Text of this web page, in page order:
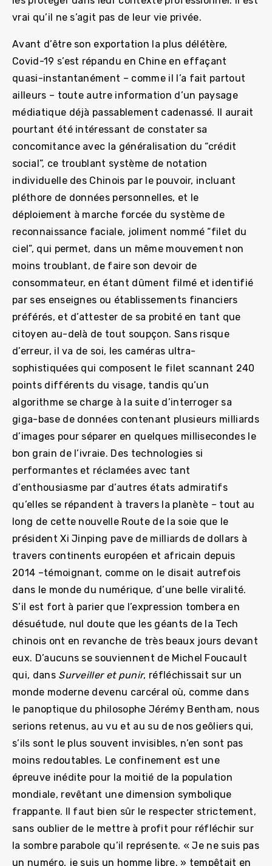
vrai qu’il ne s’agit pas de leur vie privée.
Avant d’être son exportation la plus délétère,
Covid-19 s’est répandu en Chine en effaçant
quasi-instantanément – comme il l’a fait partout
ailleurs – toute autre information d’un paysage
médiatique déjà passablement cadenassé. Il aurait
pourtant été intéressant de constater sa
concomitance avec la généralisation du “crédit
social”, ce troublant système de notation
individuelle des Chinois par le pouvoir, incluant
pléthore de données personnelles, et le
déploiement à marche forcée du système de
reconnaissance faciale, joliment nommé “filet du
ciel”, qui permet, dans un même mouvement non
moins troublant, de faire son devoir de
consommateur, en étant dûment filmé et identifié
par ses enseignes ou établissements financiers
préférés, et d’attester de sa probité en tant que
citoyen au-delà de tout soupçon. Sans risque
d’erreur, il va de soi, les caméras ultra-
sophistiquées qui composent le filet scannant 240
points différents du visage, tandis qu’un
algorithme se charge à la suite d’interroger sa
giga-base de données contenant plusieurs milliards
d’images pour séparer en quelques millisecondes le
bon grain de l’ivraie. Des technologies si
performantes et réclamées avec tant
d’enthousiasme par d’autres états admiratifs
qu’elles se répandent à travers la planète – tout au
long de cette nouvelle Route de la soie que le
président Xi Jinping pave de milliards de dollars à
travers continents européen et africain depuis
2014 –témoignant, comme on le disait autrefois
dans le monde du numérique, d’une belle viralité.
S’il est fort à parier que l’expression tombera en
désuétude, nul doute que les géants de la Tech
chinois ont en revanche de très beaux jours devant
eux. D’aucuns se souviennent de Michel Foucault
qui, dans Surveiller et punir, réfléchissait sur un
monde moderne devenu carcéral où, comme dans
le panoptique du philosophe Jérémy Bentham, nous
serions retenus, au vu et au su de nos geôliers qui,
s’ils sont le plus souvent invisibles, n’en sont pas
moins redoutables. Le confinement est une
épreuve inédite pour la moitié de la population
mondiale, revêtant une dimension symbolique
frappante. Il faut bien sûr le respecter strictement,
sans oublier de le mettre à profit pour réfléchir sur
la sombre parabole qu’il représente. « Je ne suis pas
un numéro, je suis un homme libre. » tempêtait en